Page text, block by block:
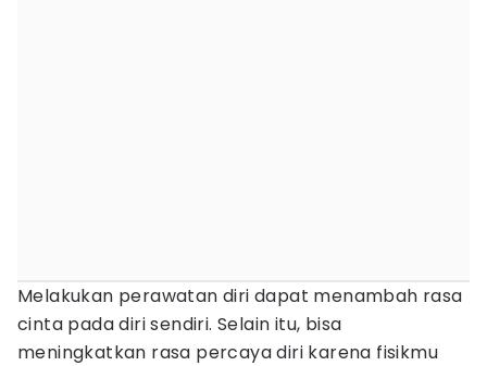
Melakukan perawatan diri dapat menambah rasa
cinta pada diri sendiri. Selain itu, bisa
meningkatkan rasa percaya diri karena fisikmu